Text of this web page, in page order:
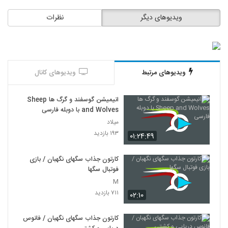
نظرات ویدیوهای دیگر
ویدیوهای مرتبط ویدیوهای کانال
۰۱:۲۴:۴۹
انیمیشن گوسفند و گرگ ها Sheep
and Wolves با دوبله فارسی
میلاد
۱۹۳ بازدید
۰۲:۱۰
کارتون جذاب سگهای نگهبان / بازی
فوتبال سگها
M
۷۱۱ بازدید
کارتون جذاب سگهای نگهبان / فانوس